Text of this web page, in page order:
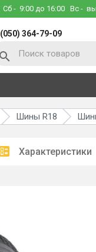
Сб - 9:00 до 16:00 Вс -
(050) 364-79-09
Шины R18
Характеристики